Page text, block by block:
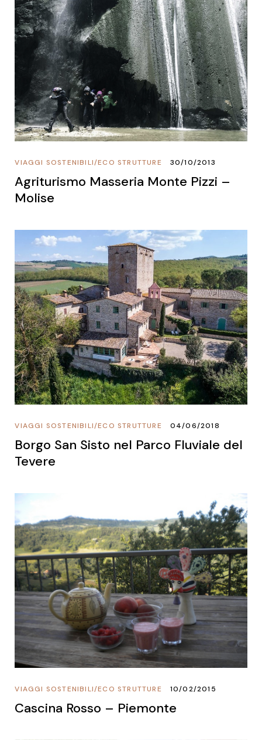
ECO STRUTTURE
/
VIAGGI SOSTENIBILI 30/10/2013
Agriturismo Masseria Monte Pizzi –
Molise
ECO STRUTTURE
/
VIAGGI SOSTENIBILI 04/06/2018
Borgo San Sisto nel Parco Fluviale del
Tevere
ECO STRUTTURE
/
VIAGGI SOSTENIBILI 10/02/2015
Cascina Rosso – Piemonte